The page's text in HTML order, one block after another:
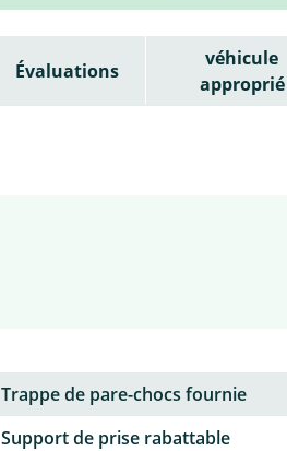
Évaluations
véhicule
approprié
Trappe de pare-chocs fournie
Support de prise rabattable